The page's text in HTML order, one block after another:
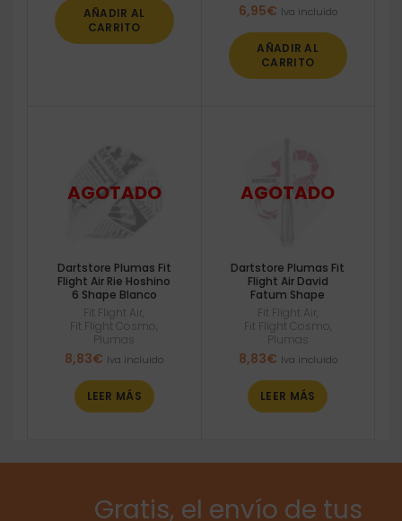
AÑADIR AL
CARRITO
6,95€ Iva incluido
AÑADIR AL
CARRITO
Dartstore Plumas Fit
Flight Air Rie Hoshino
6 Shape Blanco
Fit Flight Air
Fit Flight Cosmo
Plumas
8,83€ Iva incluido
LEER MÁS
Dartstore Plumas Fit
Flight Air David
Fatum Shape
Fit Flight Air
Fit Flight Cosmo
Plumas
8,83€ Iva incluido
LEER MÁS
Gratis, el envío de tus